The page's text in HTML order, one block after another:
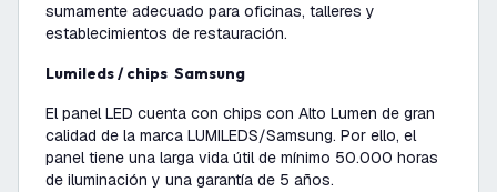
sumamente adecuado para oficinas, talleres y
establecimientos de restauración.
Lumileds / chips Samsung
El panel LED cuenta con chips con Alto Lumen de gran
calidad de la marca LUMILEDS/Samsung. Por ello, el
panel tiene una larga vida útil de mínimo 50.000 horas
de iluminación y una garantía de 5 años.